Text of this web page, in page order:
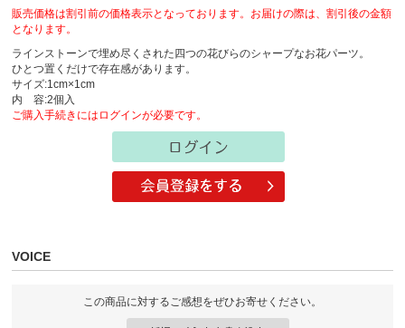
販売価格は割引前の価格表示となっております。お届けの際は、割引後の金額
となります。
ラインストーンで埋め尽くされた四つの花びらのシャープなお花パーツ。
ひとつ置くだけで存在感があります。
サイズ:1cm×1cm
内 容:2個入
ご購入手続きにはログインが必要です。
VOICE
この商品に対するご感想をぜひお寄せください。